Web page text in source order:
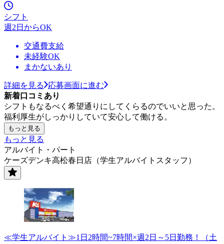
シフト
週2日からOK
交通費支給
未経験OK
まかないあり
詳細を見る
応募画面に進む
新着口コミあり
シフトもなるべく希望通りにしてくらるのでいいと思った。
福利厚生がしっかりしていて安心して働ける。
もっと見る
もっと見る
アルバイト・パート
ケーズデンキ高松春日店（学生アルバイトスタッフ）
≪学生アルバイト≫1日2時間~7時間×週2日～5日勤務！（土